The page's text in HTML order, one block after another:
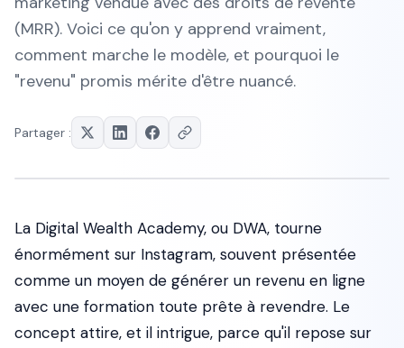
(MRR). Voici ce qu'on y apprend vraiment,
comment marche le modèle, et pourquoi le
"revenu" promis mérite d'être nuancé.
Partager :
La Digital Wealth Academy, ou DWA, tourne
énormément sur Instagram, souvent présentée
comme un moyen de générer un revenu en ligne
avec une formation toute prête à revendre. Le
concept attire, et il intrigue, parce qu'il repose sur